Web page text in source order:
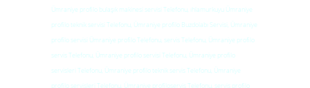
Ümraniye profilo bulaşık makinesi servisi Telefonu, ıhlamurkuyu Ümraniye
profilo teknik servisi Telefonu, Ümraniye profilo Buzdolabı Servisi, Ümraniye
profilo servisi Ümraniye profilo Telefonu, servis Telefonu, Ümraniye profilo
servis Telefonu, Ümraniye profilo servisi Telefonu, Ümraniye profilo
servisleri Telefonu, Ümraniye profilo teknik servis Telefonu, Ümraniye
profilo servisleri Telefonu, Ümraniye profiloservis Telefonu, servis profilo